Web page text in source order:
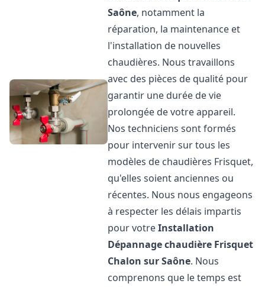
Saône, notamment la
réparation, la maintenance et
l'installation de nouvelles
chaudières. Nous travaillons
avec des pièces de qualité pour
garantir une durée de vie
prolongée de votre appareil.
Nos techniciens sont formés
pour intervenir sur tous les
modèles de chaudières Frisquet,
qu'elles soient anciennes ou
récentes. Nous nous engageons
à respecter les délais impartis
pour votreInstallation
Dépannage chaudière Frisquet
Chalon sur Saône. Nous
comprenons que le temps est